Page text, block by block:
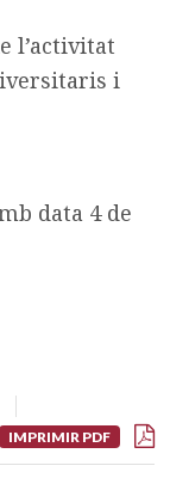
l’activitat
i
data 4 de
IMPRIMIR PDF